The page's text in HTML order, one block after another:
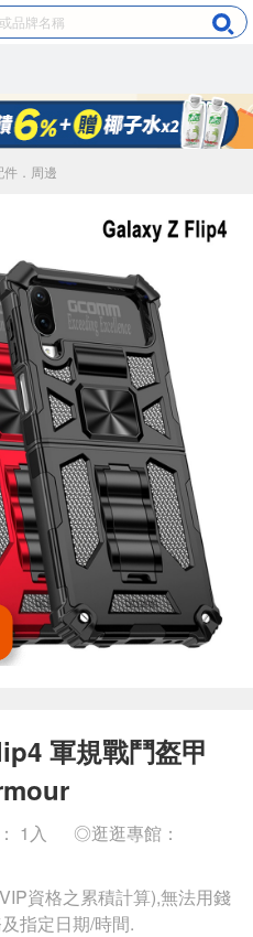
件．周邊
軍規戰鬥盔甲
1入
◎逛逛專館：
資格之累積計算),無法用錢
指定日期/時間.